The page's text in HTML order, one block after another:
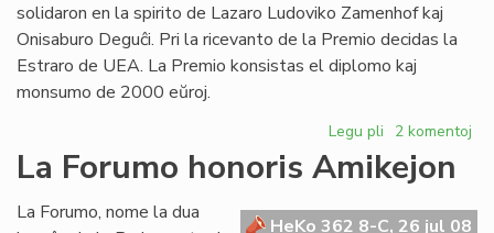
solidaron en la spirito de Lazaro Ludoviko Zamenhof kaj
Onisaburo Deguĉi. Pri la ricevanto de la Premio decidas la
Estraro de UEA. La Premio konsistas el diplomo kaj
monsumo de 2000 eŭroj.
Legu pli pri
Premio
Deguĉi:
protesto
2 komentoj
La Forumo honoris Amikejon
HeKo 362 8-C, 26 jul 08
La Forumo, nome la dua